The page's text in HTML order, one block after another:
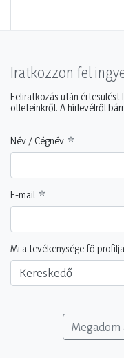
Iratkozzon fel
Feliratkozás után értesülést
ötleteinkről. A hírlevélről
Név / Cégnév
E-mail
Mi a tevékenysége fő
Kereskedő